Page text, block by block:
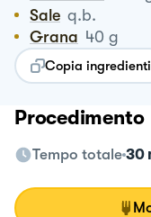
Sale q.b.
Grana 40 g
Copia ingredienti
Procedimento
Tempo totale 30